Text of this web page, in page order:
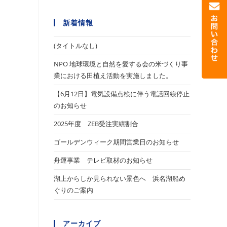
新着情報
(タイトルなし)
NPO 地球環境と自然を愛する会の米づくり事
業における田植え活動を実施しました。
【6月12日】電気設備点検に伴う電話回線停止
のお知らせ
2025年度 ZEB受注実績割合
ゴールデンウィーク期間営業日のお知らせ
舟運事業 テレビ取材のお知らせ
湖上からしか見られない景色へ 浜名湖船め
ぐりのご案内
アーカイブ